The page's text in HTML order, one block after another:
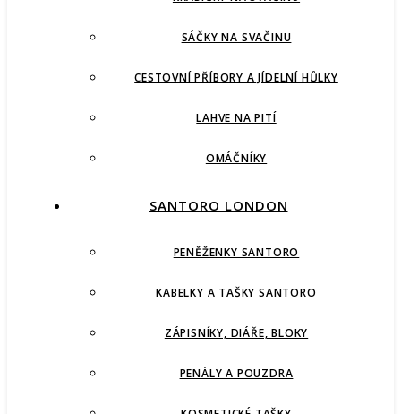
SÁČKY NA SVAČINU
CESTOVNÍ PŘÍBORY A JÍDELNÍ HŮLKY
LAHVE NA PITÍ
OMÁČNÍKY
SANTORO LONDON
PENĚŽENKY SANTORO
KABELKY A TAŠKY SANTORO
ZÁPISNÍKY, DIÁŘE, BLOKY
PENÁLY A POUZDRA